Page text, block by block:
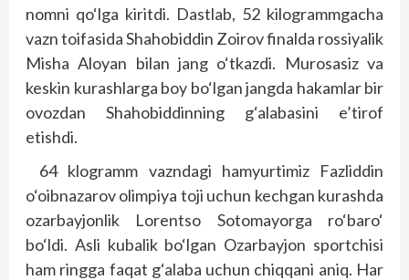
nomni qo‘lga kiritdi. Dastlab, 52 kilogrammgacha
vazn toifasida Shahobiddin Zoirov finalda rossiyalik
Misha Aloyan bilan jang o‘tkazdi. Murosasiz va
keskin kurashlarga boy bo‘lgan jangda hakamlar bir
ovozdan Shahobiddinning g‘alabasini e’tirof
etishdi.
64 klogramm vazndagi hamyurtimiz Fazliddin
o‘oibnazarov olimpiya toji uchun kechgan kurashda
ozarbayjonlik Lorentso Sotomayorga ro‘baro‘
bo‘ldi. Asli kubalik bo‘lgan Ozarbayjon sportchisi
ham ringga faqat g‘alaba uchun chiqqani aniq. Har